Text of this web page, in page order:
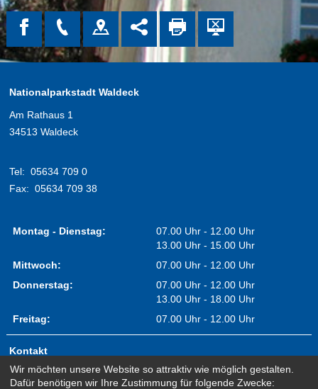
Nationalparkstadt Waldeck
Am Rathaus 1
34513 Waldeck
Tel: 05634 709 0
Fax: 05634 709 38
Montag - Dienstag:
07.00 Uhr - 12.00 Uhr
13.00 Uhr - 15.00 Uhr
Mittwoch:
07.00 Uhr - 12.00 Uhr
Donnerstag:
07.00 Uhr - 12.00 Uhr
13.00 Uhr - 18.00 Uhr
Freitag:
07.00 Uhr - 12.00 Uhr
Kontakt
Impressum
Wir möchten unsere Website so attraktiv wie möglich gestalten.
Dafür benötigen wir Ihre Zustimmung für folgende Zwecke: